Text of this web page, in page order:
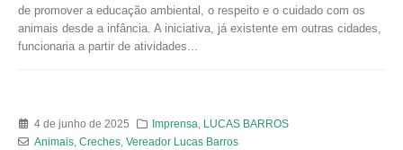
de promover a educação ambiental, o respeito e o cuidado com os
animais desde a infância. A iniciativa, já existente em outras cidades,
funcionaria a partir de atividades...
4 de junho de 2025 Imprensa
LUCAS BARROS
Animais, Creches, Vereador Lucas Barros